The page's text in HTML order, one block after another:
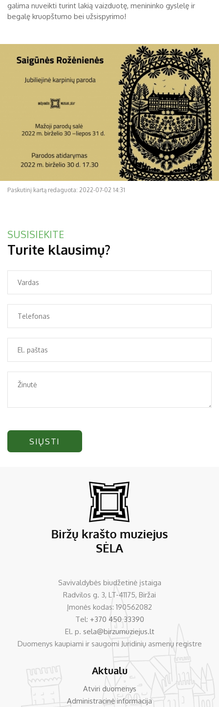
31
galima nuveikti turint lakią vaizduotę, menininko gyslelę ir
begalę kruopštumo bei užsispyrimo!
Paskutinį kartą redaguota: 2022-07-02 14:31
SUSISIEKITE
Turite klausimų?
SIŲSTI
Savivaldybės biudžetinė įstaiga
Radvilos g. 3, LT-41175, Biržai
Įmonės kodas: 190562082
Tel: +370 450 33390
El. p. sela@birzumuziejus.lt
Duomenys kaupiami ir saugomi Juridinių asmenų registre
Aktualu
Atviri duomenys
Administracinė informacija